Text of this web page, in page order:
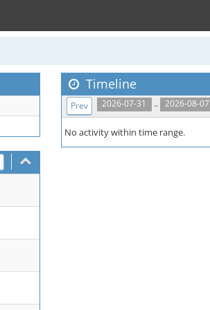
Timeline
2026-07-31 .. 2026-08-07
Prev
No activity within time range.